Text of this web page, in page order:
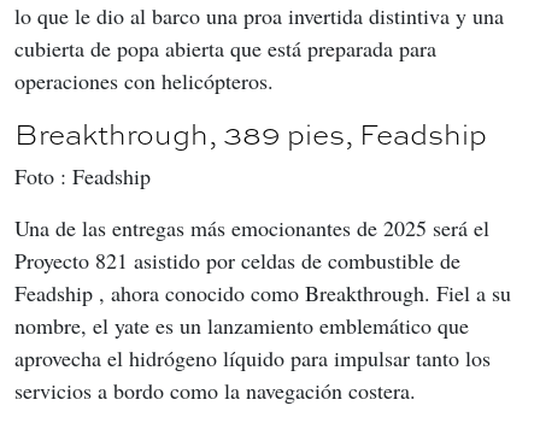
lo que le dio al barco una proa invertida distintiva y una
cubierta de popa abierta que está preparada para
operaciones con helicópteros.
Breakthrough, 389 pies, Feadship
Foto : Feadship
Una de las entregas más emocionantes de 2025 será el
Proyecto 821 asistido por celdas de combustible de
Feadship , ahora conocido como Breakthrough. Fiel a su
nombre, el yate es un lanzamiento emblemático que
aprovecha el hidrógeno líquido para impulsar tanto los
servicios a bordo como la navegación costera.